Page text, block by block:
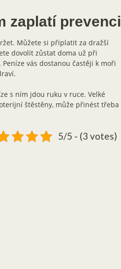
zaplatí prevenci
Můžete si připlatit za dražší
dovolit zůstat doma už při
vás dostanou častěji k moři
s ním jdou ruku v ruce. Velké
štěstěny, může přinést třeba
5/5 - (3 votes)